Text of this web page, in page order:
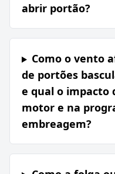
abrir portão?
Como o vento
de portões
e qual o impacto
motor e na
embreagem?